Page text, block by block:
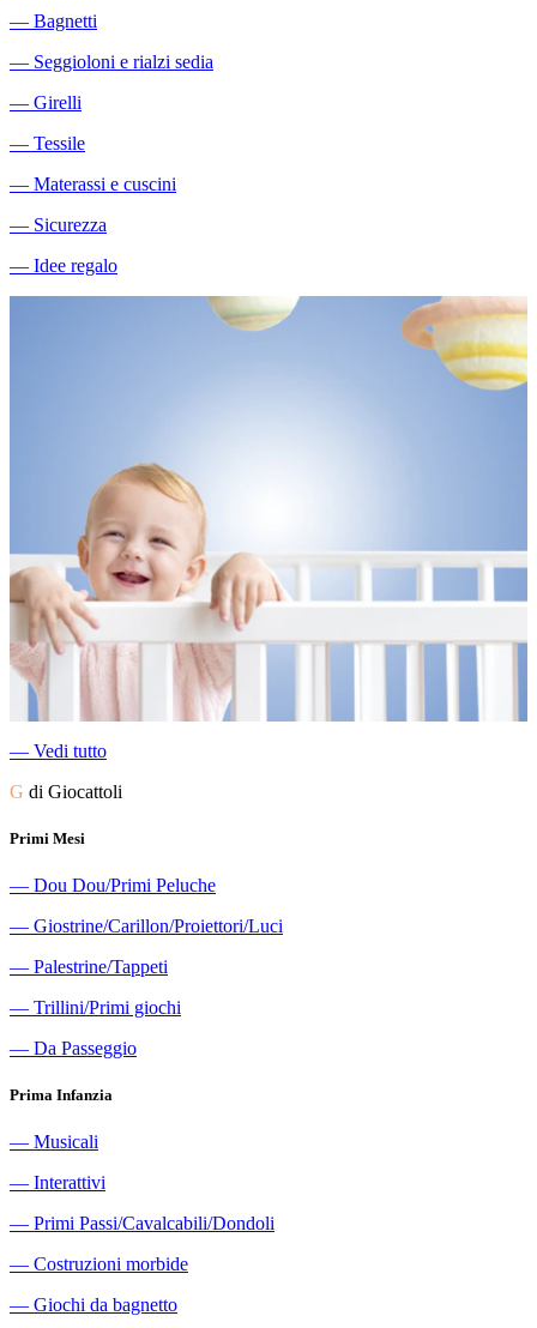
― Bagnetti
― Seggioloni e rialzi sedia
― Girelli
― Tessile
― Materassi e cuscini
― Sicurezza
― Idee regalo
― Vedi tutto
G di Giocattoli
Primi Mesi
― Dou Dou/Primi Peluche
― Giostrine/Carillon/Proiettori/Luci
― Palestrine/Tappeti
― Trillini/Primi giochi
― Da Passeggio
Prima Infanzia
― Musicali
― Interattivi
― Primi Passi/Cavalcabili/Dondoli
― Costruzioni morbide
― Giochi da bagnetto